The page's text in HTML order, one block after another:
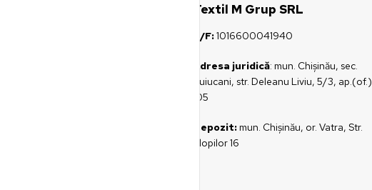
Textil M Grup SRL
C/F:1016600041940
Adresa juridică: mun. Chişinău, sec.
Buiucani, str. Deleanu Liviu, 5/3, ap.(of.)
105
Depozit:mun. Chișinău, or. Vatra, Str.
Plopilor 16